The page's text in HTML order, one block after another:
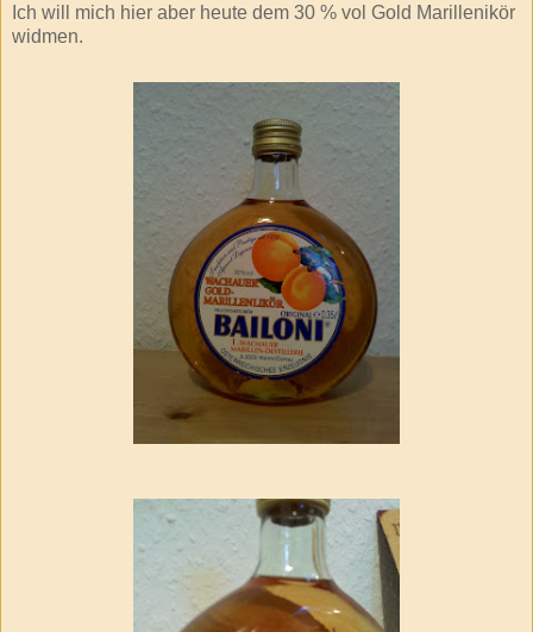
Ich will mich hier aber heute dem 30 % vol Gold Marillenikör
widmen.